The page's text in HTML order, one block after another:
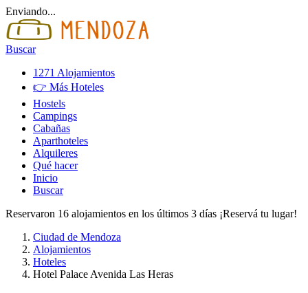
Enviando...
Buscar
1271 Alojamientos
👉 Más Hoteles
Hostels
Campings
Cabañas
Aparthoteles
Alquileres
Qué hacer
Inicio
Buscar
Reservaron 16 alojamientos en los últimos 3 días ¡Reservá tu lugar!
Ciudad de Mendoza
Alojamientos
Hoteles
Hotel Palace Avenida Las Heras